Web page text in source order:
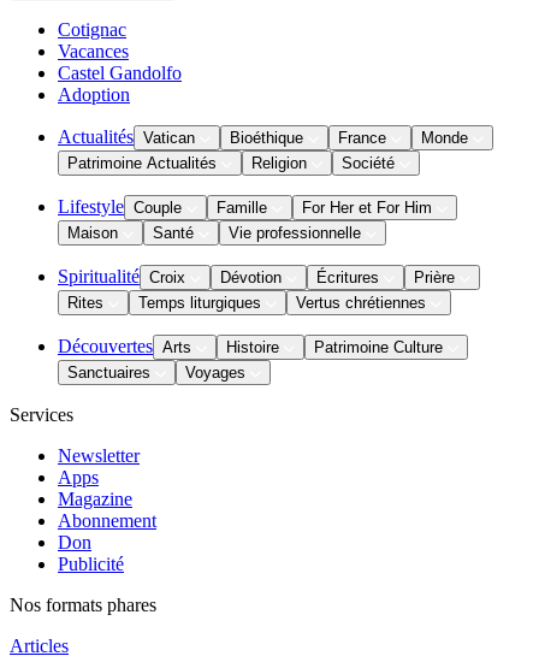
Cotignac
Vacances
Castel Gandolfo
Adoption
Actualités Vatican Bioéthique France
Monde
Patrimoine Actualités
Religion Société
Lifestyle Couple Famille
For Her et For Him
Maison
Santé Vie professionnelle
Spiritualité Croix Dévotion Écritures
Prière
Rites
Temps liturgiques Vertus chrétiennes
Découvertes Arts Histoire
Patrimoine Culture
Sanctuaires
Voyages
Services
Newsletter
Apps
Magazine
Abonnement
Don
Publicité
Nos formats phares
Articles